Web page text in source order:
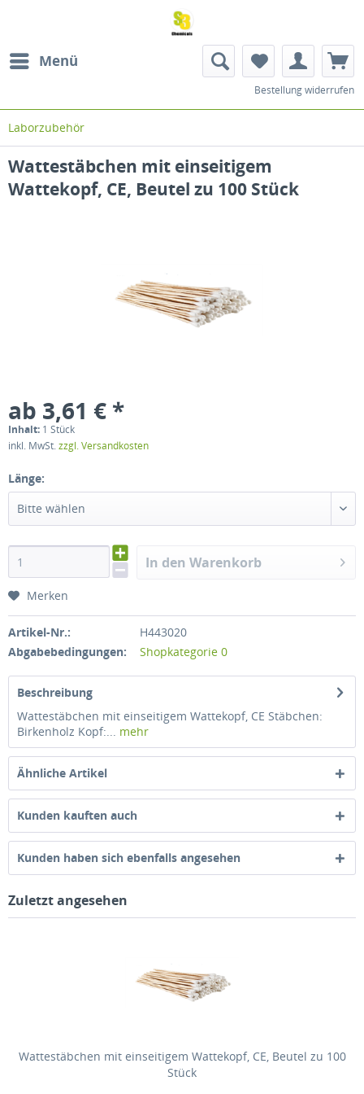
Menü
Bestellung widerrufen
Laborzubehör
Wattestäbchen mit einseitigem
Wattekopf, CE, Beutel zu 100 Stück
ab 3,61 € *
Inhalt: 1 Stück
inkl. MwSt.zzgl. Versandkosten
Länge:
Bitte wählen
In den Warenkorb
Merken
Artikel-Nr.:
H443020
Abgabebedingungen:
Shopkategorie 0
Beschreibung
Wattestäbchen mit einseitigem Wattekopf, CE Stäbchen:
Birkenholz Kopf:... mehr
Ähnliche Artikel
Kunden kauften auch
Kunden haben sich ebenfalls angesehen
Zuletzt angesehen
Wattestäbchen mit einseitigem Wattekopf, CE, Beutel zu 100
Stück